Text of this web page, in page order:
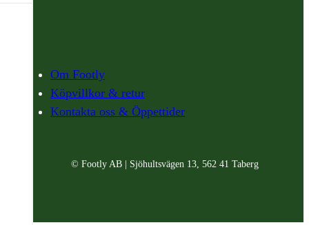
Om Footly
Köpvillkor & retur
Kontakta oss & Öppettider
© Footly AB | Sjöhultsvägen 13, 562 41 Taberg